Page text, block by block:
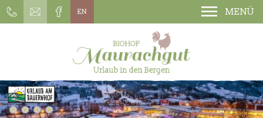
MENÜ